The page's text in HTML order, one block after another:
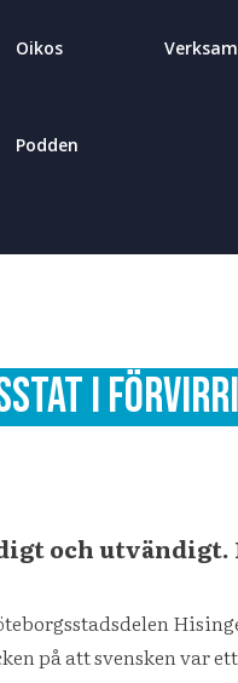
Oikos
Podden
i
och utvändigt.
på att svensken var